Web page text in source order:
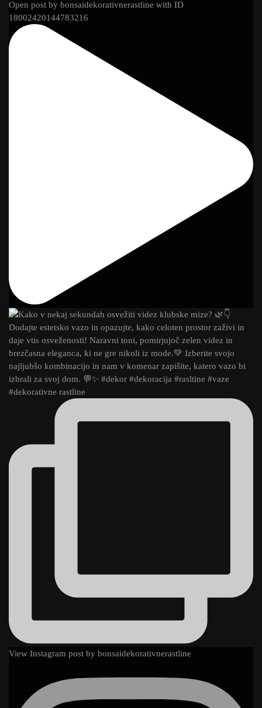
Open post by bonsaidekorativnerastline with ID
18002420144783216
View Instagram post by bonsaidekorativnerastline